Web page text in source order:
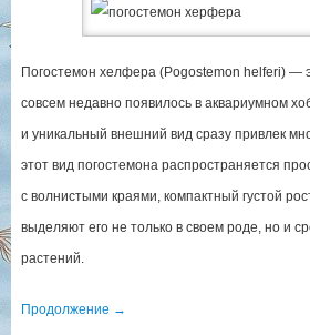
Погостемон хелфера (Pogostemon helferi) —
совсем недавно появилось в аквариумном
и уникальный внешний вид сразу привлек
этот вид погостемона распространяется
с волнистыми краями, компактный густой
выделяют его не только в своем роде, но и
растений.
Продолжение →